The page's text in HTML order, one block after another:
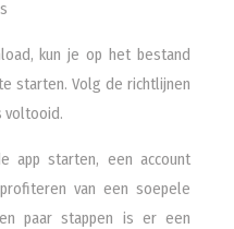
kun je op het bestand
starten. Volg de richtlijnen
voltooid.
app starten, een account
van een soepele
paar stappen is er een